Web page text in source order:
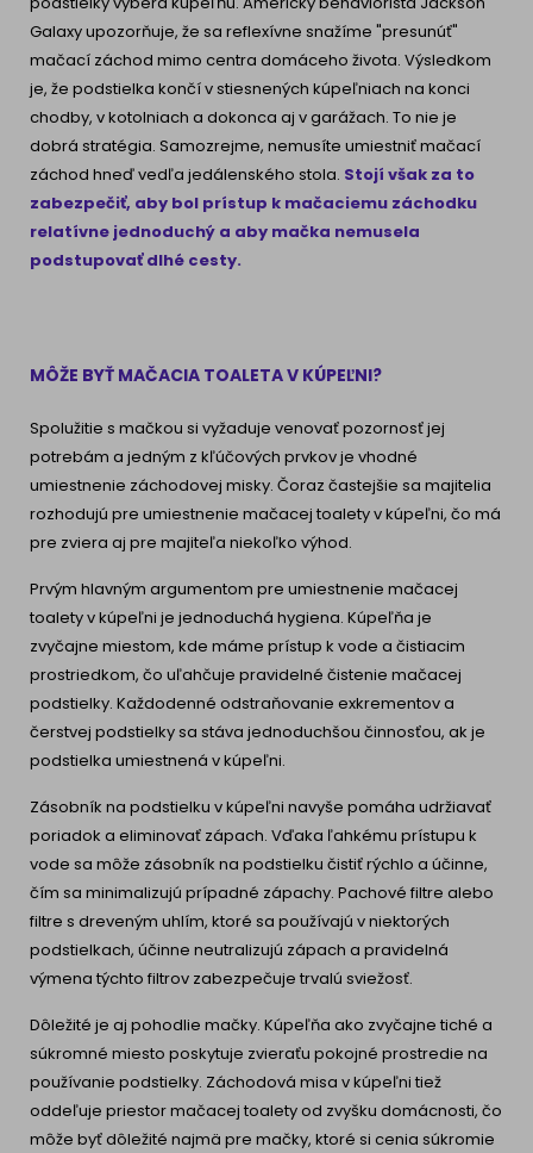
Galaxy upozorňuje, že sa reflexívne snažíme "presunúť"
mačací záchod mimo centra domáceho života. Výsledkom
je, že podstielka končí v stiesnených kúpeľniach na konci
chodby, v kotolniach a dokonca aj v garážach. To nie je
dobrá stratégia. Samozrejme, nemusíte umiestniť mačací
záchod hneď vedľa jedálenského stola. Stojí však za to
zabezpečiť, aby bol prístup k mačaciemu záchodku
relatívne jednoduchý a aby mačka nemusela
podstupovať dlhé cesty.
MÔŽE BYŤ MAČACIA TOALETA V KÚPEĽNI?
Spolužitie s mačkou si vyžaduje venovať pozornosť jej
potrebám a jedným z kľúčových prvkov je vhodné
umiestnenie záchodovej misky. Čoraz častejšie sa majitelia
rozhodujú pre umiestnenie mačacej toalety v kúpeľni, čo má
pre zviera aj pre majiteľa niekoľko výhod.
Prvým hlavným argumentom pre umiestnenie mačacej
toalety v kúpeľni je jednoduchá hygiena. Kúpeľňa je
zvyčajne miestom, kde máme prístup k vode a čistiacim
prostriedkom, čo uľahčuje pravidelné čistenie mačacej
podstielky. Každodenné odstraňovanie exkrementov a
čerstvej podstielky sa stáva jednoduchšou činnosťou, ak je
podstielka umiestnená v kúpeľni.
Zásobník na podstielku v kúpeľni navyše pomáha udržiavať
poriadok a eliminovať zápach. Vďaka ľahkému prístupu k
vode sa môže zásobník na podstielku čistiť rýchlo a účinne,
čím sa minimalizujú prípadné zápachy. Pachové filtre alebo
filtre s dreveným uhlím, ktoré sa používajú v niektorých
podstielkach, účinne neutralizujú zápach a pravidelná
výmena týchto filtrov zabezpečuje trvalú sviežosť.
Dôležité je aj pohodlie mačky. Kúpeľňa ako zvyčajne tiché a
súkromné miesto poskytuje zvieraťu pokojné prostredie na
používanie podstielky. Záchodová misa v kúpeľni tiež
oddeľuje priestor mačacej toalety od zvyšku domácnosti, čo
môže byť dôležité najmä pre mačky, ktoré si cenia súkromie